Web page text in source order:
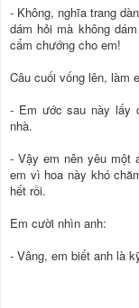
- Không, nghĩa trang
dám hỏi mà không
cẩm chướng cho em!
Câu cuối vống lên, làm
- Em ước sau này lấy
nhà.
- Vậy em nên yêu một
em vì hoa này khó
hết rồi.
Em cười nhìn anh:
- Vâng, em biết anh là